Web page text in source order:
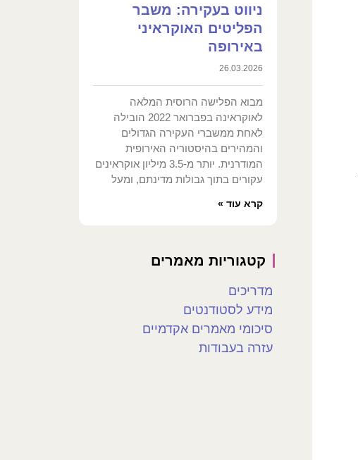
ניווט בעקירה: משבר
הפליטים האוקראיני
באירופה
26.03.2026
מבוא הפלישה הרוסית המלאה
לאוקראינה בפברואר 2022 הובילה
לאחת ממשברי העקירה הגדולים
והמהירים בהיסטוריה האירופית
המודרנית. יותר מ-3.5 מיליון אוקראינים
עקורים בתוך גבולות מדינתם, ומעל
קרא עוד »
קטגוריות מאמרים
מדריכים
מידע לסטודנטים
סיכומי מאמרים אקדמיים
עזרה בעבודות